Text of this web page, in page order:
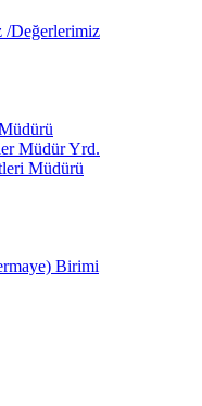
/Değerlerimiz
Müdür Yrd.
Müdürü
Birimi